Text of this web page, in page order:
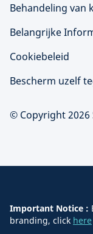
Behandeling van
Belangrijke
Cookiebeleid
Bescherm uzelf
© Copyright 2026
Important Notice :
branding, click here